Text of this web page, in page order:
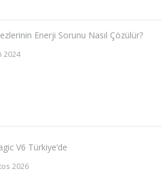
Enerji Sorunu Nasıl Çözülür?
2024
V6 Türkiye’de
2026